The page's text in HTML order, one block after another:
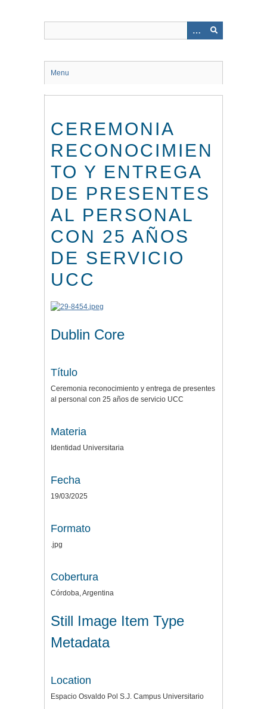
Menu
CEREMONIA
RECONOCIMIEN
TO Y ENTREGA
DE PRESENTES
AL PERSONAL
CON 25 AÑOS
DE SERVICIO
UCC
Dublin Core
Título
Ceremonia reconocimiento y entrega de presentes
al personal con 25 años de servicio UCC
Materia
Identidad Universitaria
Fecha
19/03/2025
Formato
.jpg
Cobertura
Córdoba, Argentina
Still Image Item Type
Metadata
Location
Espacio Osvaldo Pol S.J. Campus Universitario